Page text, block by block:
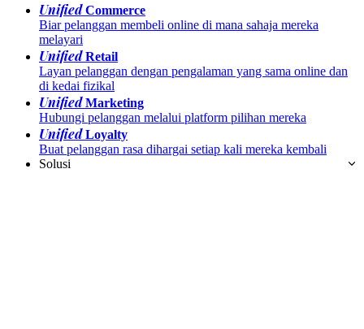
UnifiedCommerce
Biar pelanggan membeli online di mana sahaja mereka
melayari
UnifiedRetail
Layan pelanggan dengan pengalaman yang sama online dan
di kedai fizikal
UnifiedMarketing
Hubungi pelanggan melalui platform pilihan mereka
UnifiedLoyalty
Buat pelanggan rasa dihargai setiap kali mereka kembali
Solusi